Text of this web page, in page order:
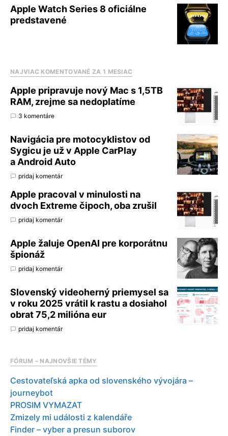
Apple Watch Series 8 oficiálne
predstavené
NAJVIAC KOMENTOVANÉ ZA 1 MESIAC
Apple pripravuje nový Mac s 1,5TB
RAM, zrejme sa nedoplatíme
3 komentáre
Navigácia pre motocyklistov od
Sygicu je už v Apple CarPlay
a Android Auto
pridaj komentár
Apple pracoval v minulosti na
dvoch Extreme čipoch, oba zrušil
pridaj komentár
Apple žaluje OpenAI pre korporátnu
špionáž
pridaj komentár
Slovenský videoherný priemysel sa
v roku 2025 vrátil k rastu a dosiahol
obrat 75,2 milióna eur
pridaj komentár
FÓRUM – NAJNOVŠIE TÉMY
Cestovateľská apka od slovenského vývojára –
journeybot
PROSIM VYMAZAT
Zmizely mi události z kalendáře
Finder – vyber a presun suborov